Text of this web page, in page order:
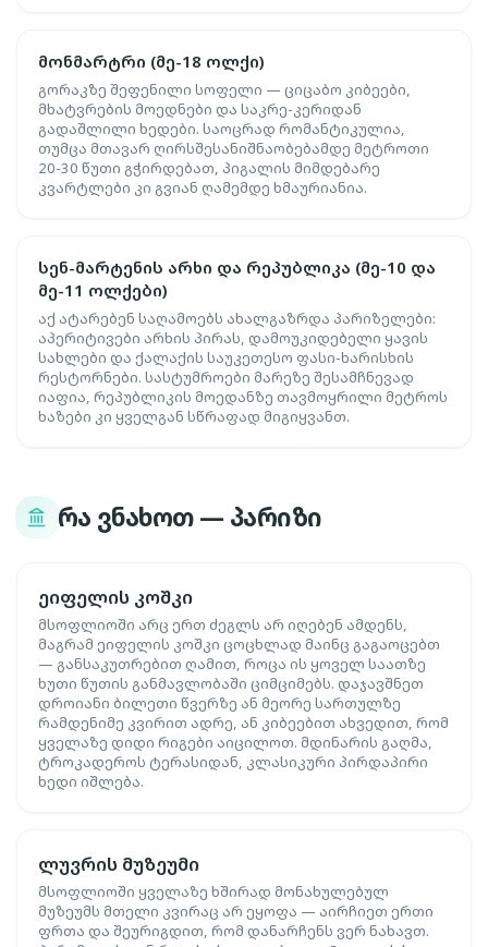
მონმარტრი (მე-18 ოლქი)
გორაკზე შეფენილი სოფელი — ციცაბო კიბეები,
მხატვრების მოედნები და საკრე-კერიდან
გადაშლილი ხედები. საოცრად რომანტიკულია,
თუმცა მთავარ ღირსშესანიშნაობებამდე მეტროთი
20-30 წუთი გჭირდებათ, პიგალის მიმდებარე
კვარტლები კი გვიან ღამემდე ხმაურიანია.
სენ-მარტენის არხი და რეპუბლიკა (მე-10 და
მე-11 ოლქები)
აქ ატარებენ საღამოებს ახალგაზრდა პარიზელები:
აპერიტივები არხის პირას, დამოუკიდებელი ყავის
სახლები და ქალაქის საუკეთესო ფასი-ხარისხის
რესტორნები. სასტუმროები მარეზე შესამჩნევად
იაფია, რეპუბლიკის მოედანზე თავმოყრილი მეტროს
ხაზები კი ყველგან სწრაფად მიგიყვანთ.
რა ვნახოთ — პარიზი
ეიფელის კოშკი
მსოფლიოში არც ერთ ძეგლს არ იღებენ ამდენს,
მაგრამ ეიფელის კოშკი ცოცხლად მაინც გაგაოცებთ
— განსაკუთრებით ღამით, როცა ის ყოველ საათზე
ხუთი წუთის განმავლობაში ციმციმებს. დაჯავშნეთ
დროიანი ბილეთი წვერზე ან მეორე სართულზე
რამდენიმე კვირით ადრე, ან კიბეებით ახვედით, რომ
ყველაზე დიდი რიგები აიცილოთ. მდინარის გაღმა,
ტროკადეროს ტერასიდან, კლასიკური პირდაპირი
ხედი იშლება.
ლუვრის მუზეუმი
მსოფლიოში ყველაზე ხშირად მონახულებულ
მუზეუმს მთელი კვირაც არ ეყოფა — აირჩიეთ ერთი
ფრთა და შეურიგდით, რომ დანარჩენს ვერ ნახავთ.